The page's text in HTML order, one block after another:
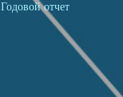
Годовой отчет